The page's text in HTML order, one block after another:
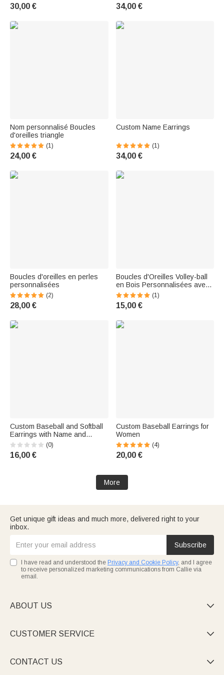
30,00 € 34,00 €
Nom personnalisé Boucles
d'oreilles triangle
(1)
24,00 €
Custom Name Earrings
(1)
34,00 €
Boucles d'oreilles en perles
personnalisées
(2)
28,00 €
Boucles d'Oreilles Volley-ball
en Bois Personnalisées avec
Nom et Numéro Cadeau
Anniversaire pour Amateur de
Volley-ball
(1)
15,00 €
Custom Baseball and Softball
Earrings with Name and
Number.
(0)
16,00 €
Custom Baseball Earrings for
Women
(4)
20,00 €
More
Get unique gift ideas and much more, delivered right to your
inbox.
Subscribe
I have read and understood the Privacy and Cookie Policy, and I agree
to receive personalized marketing communications from Callie via
email.
ABOUT US 
CUSTOMER SERVICE 
CONTACT US 